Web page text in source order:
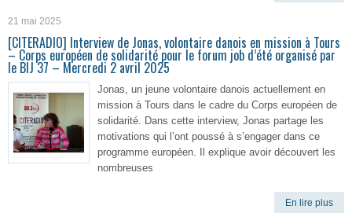
21 mai 2025
[CITERADIO] Interview de Jonas, volontaire danois en mission à Tours
– Corps européen de solidarité pour le forum job d’été organisé par
le BIJ 37 – Mercredi 2 avril 2025
Jonas, un jeune volontaire danois actuellement en
mission à Tours dans le cadre du Corps européen de
solidarité. Dans cette interview, Jonas partage les
motivations qui l’ont poussé à s’engager dans ce
programme européen. Il explique avoir découvert les
nombreuses
En lire plus